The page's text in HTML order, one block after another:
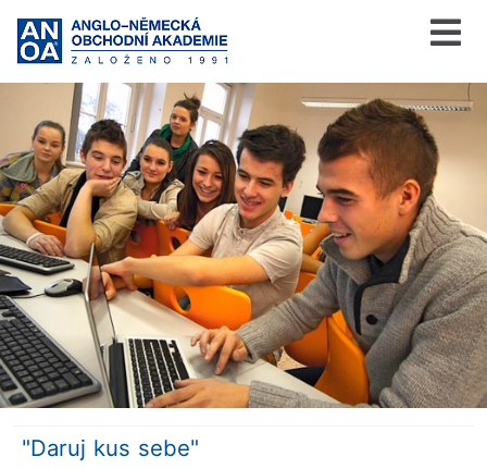
"Daruj kus sebe"